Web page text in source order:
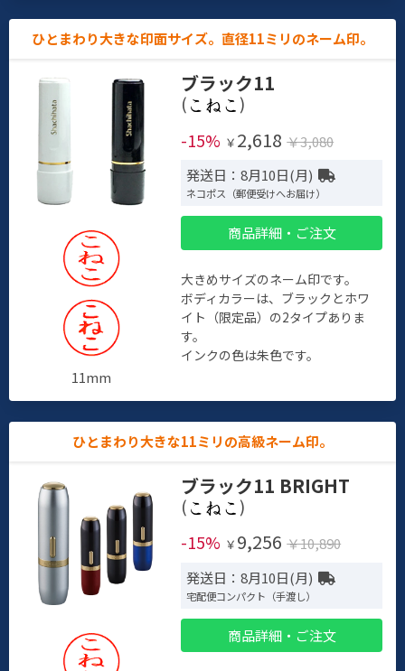
ひとまわり大きな印面サイズ。直径11ミリのネーム印。
11mm
ブラック11
(
)
-15% ￥ 2,618 ￥3,080
発送日：8月10日(月)
ネコポス（郵便受けへお届け）
商品詳細・ご注文
大きめサイズのネーム印です。
ボディカラーは、ブラックとホワ
イト（限定品）の2タイプありま
す。
インクの色は朱色です。
ひとまわり大きな11ミリの高級ネーム印。
ブラック11 BRIGHT
(
)
-15% ￥ 9,256 ￥10,890
発送日：8月10日(月)
宅配便コンパクト（手渡し）
商品詳細・ご注文